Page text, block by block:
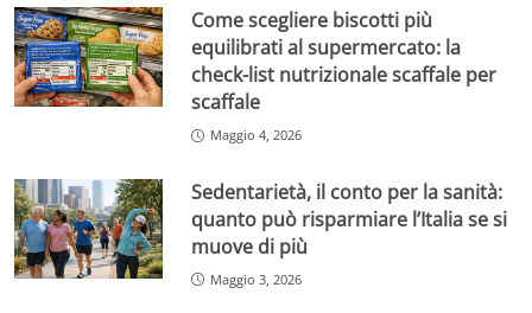
Come scegliere biscotti più
equilibrati al supermercato: la
check-list nutrizionale scaffale per
scaffale
Maggio 4, 2026
Sedentarietà, il conto per la sanità:
quanto può risparmiare l’Italia se si
muove di più
Maggio 3, 2026